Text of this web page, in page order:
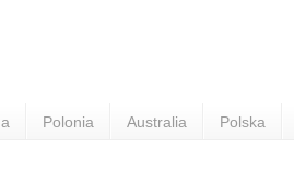
Polonia Australia Polska